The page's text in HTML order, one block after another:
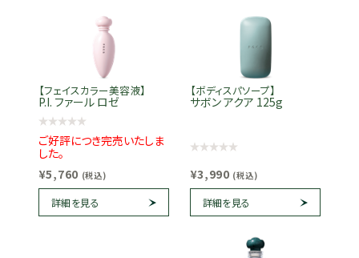
【フェイスカラー美容液】
P.I. ファール ロゼ
ご好評につき完売いたしま
した。
¥5,760 (税込)
詳細を見る
【ボディスパソープ】
サボン アクア 125g
¥3,990 (税込)
詳細を見る